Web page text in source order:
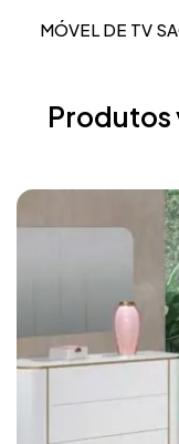
MÓVEL DE TV